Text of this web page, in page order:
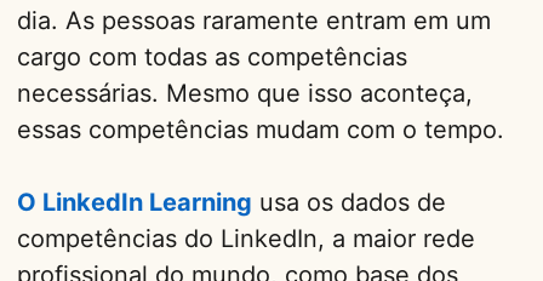
dia. As pessoas raramente entram em um
cargo com todas as competências
necessárias. Mesmo que isso aconteça,
essas competências mudam com o tempo.
O LinkedIn Learning usa os dados de
competências do LinkedIn, a maior rede
profissional do mundo, como base dos